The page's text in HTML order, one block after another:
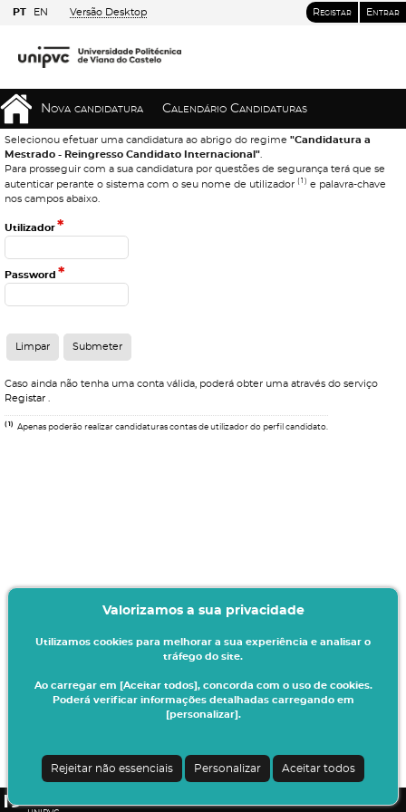
PT EN Versão Desktop Registar Entrar
Nova candidatura Calendário Candidaturas
Selecionou efetuar uma candidatura ao abrigo do regime "Candidatura a
Mestrado - Reingresso Candidato Internacional"
Para prosseguir com a sua candidatura por questões de segurança terá que se
autenticar perante o sistema com o seu nome de utilizador (1) e palavra-chave
nos campos abaixo.
Utilizador*
Password *
Caso ainda não tenha uma conta válida, poderá obter uma através do serviço
Registar
(1) Apenas poderão realizar candidaturas contas de utilizador do perfil candidato.
sua matrícula/inscrição no presente ano letivo.
Todos os dados introduzidos serão da sua responsabilidade.
Valorizamos a sua privacidade
Utilizamos cookies para melhorar a sua experiência e analisar o
tráfego do site.
Ao carregar em [Aceitar todos], concorda com o uso de cookies.
Poderá verificar informações detalhadas carregando em
[personalizar].
Rejeitar não essenciais Personalizar Aceitar todos